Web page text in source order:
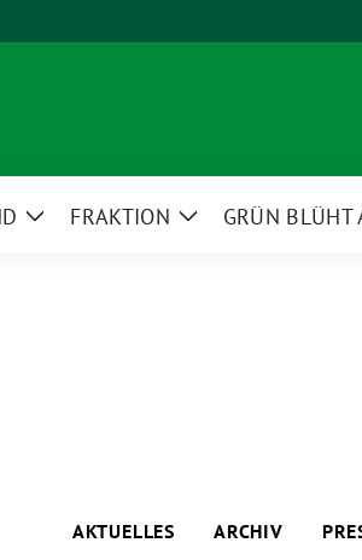
ZeigeFRAKTION
ZeigeGRÜN BLÜHT
AKTUELLES ARCHIV